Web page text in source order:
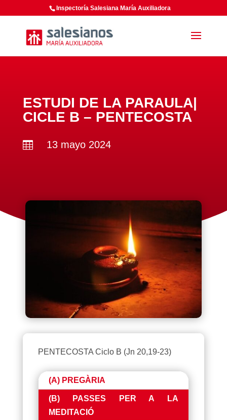
Inspectoría Salesiana María Auxiliadora
ESTUDI DE LA PARAULA|
CICLE B – PENTECOSTA
 13 mayo 2024
PENTECOSTA Ciclo B (Jn 20,19-23)
(A) PREGÀRIA
(B) PASSES PER A LA
MEDITACIÓ